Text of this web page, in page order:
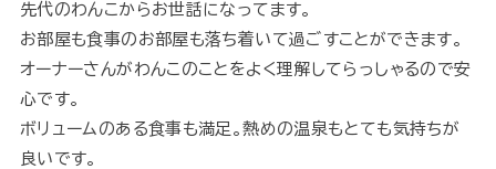
先代のわんこからお世話になってます。
お部屋も食事のお部屋も落ち着いて過ごすことができます。
オーナーさんがわんこのことをよく理解してらっしゃるので安
心です。
ボリュームのある食事も満足。熱めの温泉もとても気持ちが
良いです。